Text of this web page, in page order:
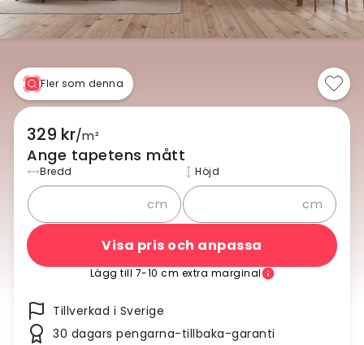
Fler som denna
329 kr/m²
Ange tapetens mått
Bredd
cm
Höjd
cm
Visa pris och anpassa
Lägg till 7-10 cm extra marginal
Tillverkad i Sverige
30 dagars pengarna-tillbaka-garanti